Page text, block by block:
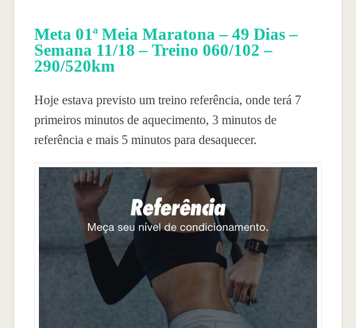
Meta 01ª Meia Maratona – 49 Dias –
Semana 11/18 – Treino 060/102 –
290/520km
Hoje estava previsto um treino referência, onde terá 7
primeiros minutos de aquecimento, 3 minutos de
referência e mais 5 minutos para desaquecer.